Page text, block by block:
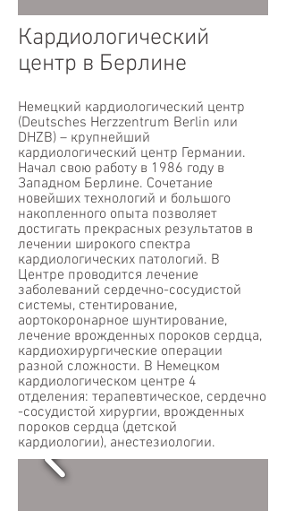
Кардиологический
центр в Берлине
Немецкий кардиологический центр
(Deutsches Herzzentrum Berlin или
DHZB) – крупнейший
кардиологический центр Германии.
Начал свою работу в 1986 году в
Западном Берлине. Сочетание
новейших технологий и большого
накопленного опыта позволяет
достигать прекрасных результатов в
лечении широкого спектра
кардиологических патологий. В
Центре проводится лечение
заболеваний сердечно-сосудистой
системы, стентирование,
аортокоронарное шунтирование,
лечение врожденных пороков сердца,
кардиохирургические операции
разной сложности. В Немецком
кардиологическом центре 4
отделения: терапевтическое, сердечно
-сосудистой хирургии, врожденных
пороков сердца (детской
кардиологии), анестезиологии.